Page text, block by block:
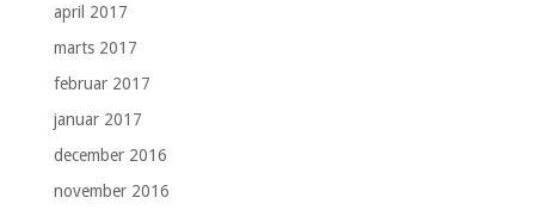
april 2017
marts 2017
februar 2017
januar 2017
december 2016
november 2016